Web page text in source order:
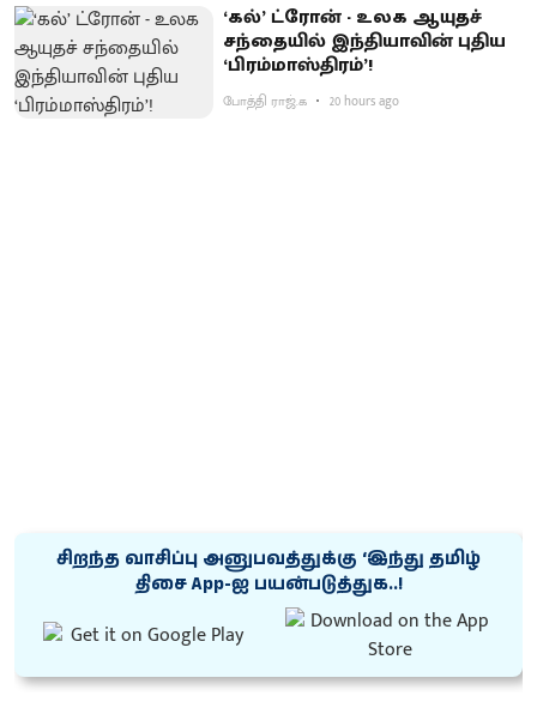
‘கல்’ ட்ரோன் - உலக ஆயுதச்
சந்தையில் இந்தியாவின் புதிய
‘பிரம்மாஸ்திரம்’!
போத்தி ராஜ்.க 20 hours ago
சிறந்த வாசிப்பு அனுபவத்துக்கு ‘இந்து தமிழ்
திசை App-ஐ பயன்படுத்துக..!